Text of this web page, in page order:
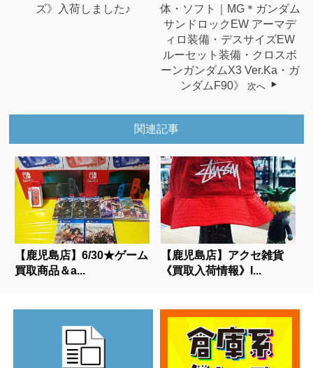
ズ》入荷しました♪
体・ソフト｜MG＊ガンダム
サンドロックEW アーマデ
ィロ装備・デスサイズEW
ルーセット装備・クロスボ
ーンガンダムX3 Ver.Ka・ガ
ンダムF90》
次へ
関連記事
【鹿児島店】6/30★ゲーム
買取商品＆a...
【鹿児島店】アクセ雑貨
《買取入荷情報》I...